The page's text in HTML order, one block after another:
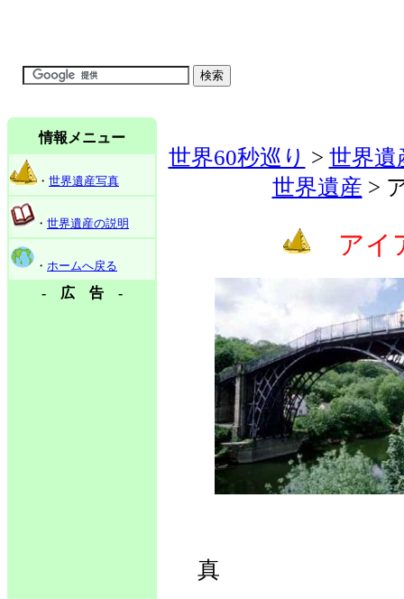
情報メニュー
・ 世界遺産写真
・ 世界遺産の説明
・ ホームへ戻る
- 広 告 -
世界60秒巡り > 世界遺
世界遺産 >
アイ
真